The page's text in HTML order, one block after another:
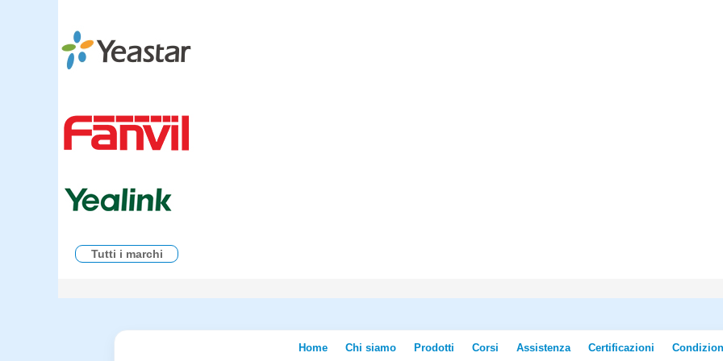
Tutti i marchi
Home Chi siamo Prodotti Corsi Assistenza Certificazioni